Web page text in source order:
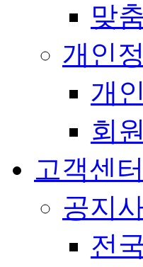
맞
개인
개
회
고객센터
공지
전